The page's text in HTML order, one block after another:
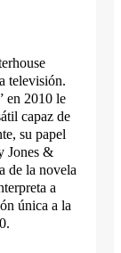
televisión.
en 2010 le
capaz de
su papel
Jones &
de la novela
a
única a la